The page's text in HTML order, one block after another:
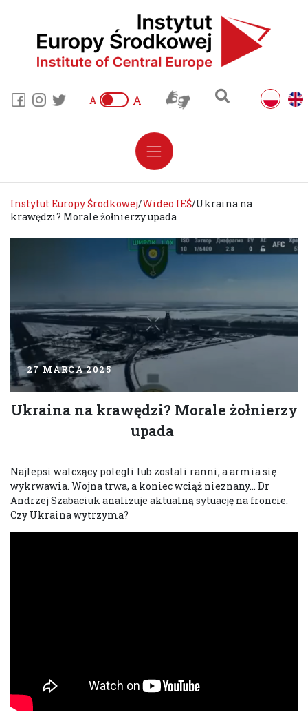
A A
Instytut Europy Środkowej/Wideo IEŚ/Ukraina na
krawędzi? Morale żołnierzy upada
27 MARCA 2025
Ukraina na krawędzi? Morale żołnierzy
upada
Najlepsi walczący polegli lub zostali ranni, a armia się
wykrwawia. Wojna trwa, a koniec wciąż nieznany… Dr
Andrzej Szabaciuk analizuje aktualną sytuację na froncie.
Czy Ukraina wytrzyma?